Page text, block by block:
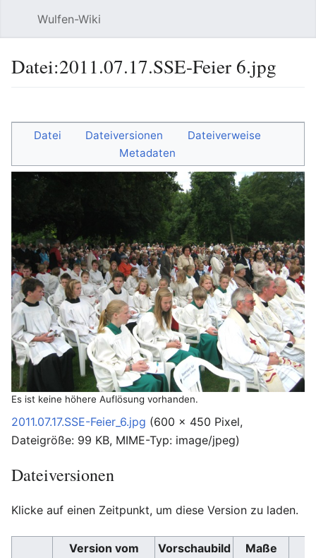
Wulfen-Wiki
Datei:2011.07.17.SSE-Feier 6.jpg
Datei Dateiversionen
Dateiverweise
Metadaten
Es ist keine höhere Auflösung vorhanden.
2011.07.17.SSE-Feier_6.jpg (600 × 450 Pixel,
Dateigröße: 99 KB, MIME-Typ: image/jpeg)
Dateiversionen
Klicke auf einen Zeitpunkt, um diese Version zu laden.
Version vom Vorschaubild
Maße